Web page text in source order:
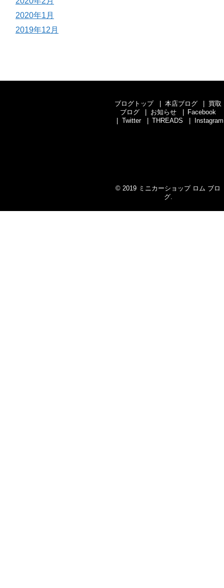
2020年1月
2019年12月
ブログトップ 本店ブログ
買取
ブログ
お知らせ
Facebook
Twitter
THREADS Instagram
© 2019 ミニカーショップ ロム ブロ
グ.